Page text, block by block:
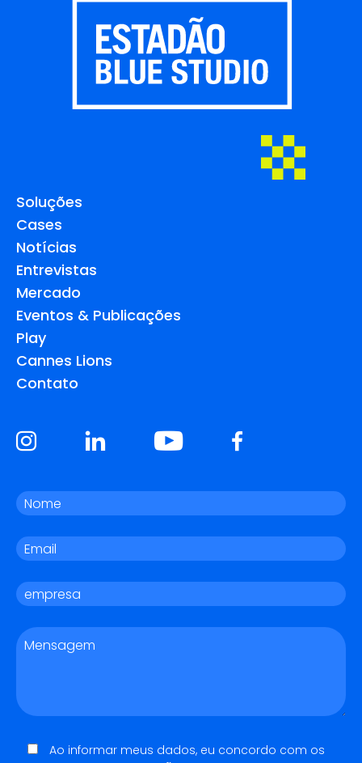
Soluções
Cases
Notícias
Entrevistas
Mercado
Eventos & Publicações
Play
Cannes Lions
Contato
Ao informar meus dados, eu concordo com os